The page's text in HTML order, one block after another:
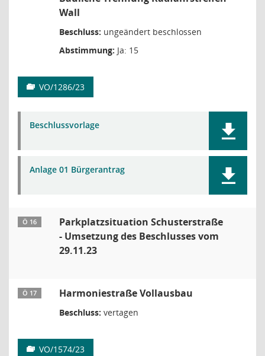
Wall
Beschluss: ungeändert beschlossen
Abstimmung: Ja: 15
VO/1286/23
Beschlussvorlage
Anlage 01 Bürgerantrag
Ö 16
Parkplatzsituation Schusterstraße
- Umsetzung des Beschlusses vom
29.11.23
Ö 17 Harmoniestraße Vollausbau
Beschluss: vertagen
VO/1574/23